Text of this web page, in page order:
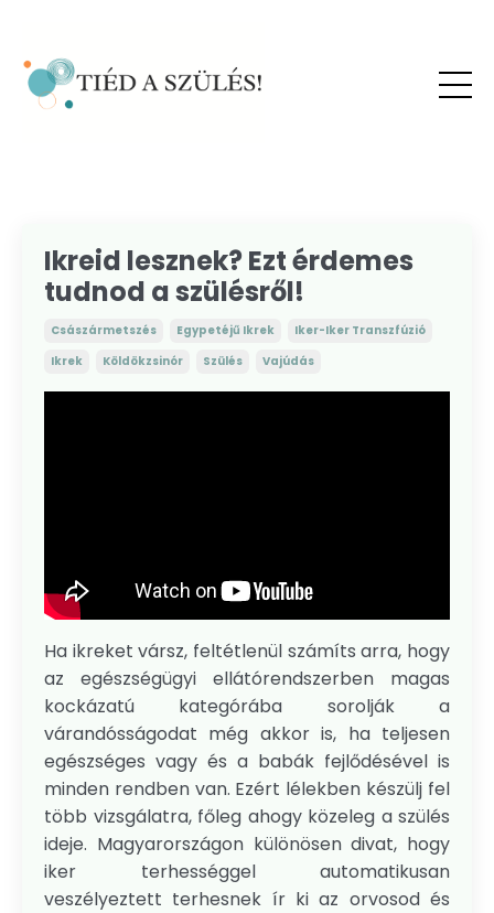
Ikreid lesznek? Ezt érdemes
tudnod a szülésről!
Császármetszés Egypetéjű Ikrek
Iker-Iker Transzfúzió
Ikrek
Köldökzsinór Szülés Vajúdás
Ha ikreket vársz, feltétlenül számíts arra, hogy
az egészségügyi ellátórendszerben magas
kockázatú kategórába sorolják a
várandósságodat még akkor is, ha teljesen
egészséges vagy és a babák fejlődésével is
minden rendben van. Ezért lélekben készülj fel
több vizsgálatra, főleg ahogy közeleg a szülés
ideje. Magyarországon különösen divat, hogy
iker terhességgel automatikusan
veszélyeztett terhesnek ír ki az orvosod és